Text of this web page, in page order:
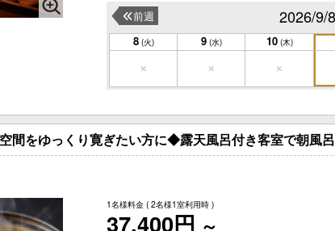
2026/9/
前週
8 (火) 9 (水) 10 (木)
空間をゆっくり寛ぎたい方に◆露天風呂付き客室で朝風
1名様料金 ( 2名様1室利用時 )
37,400円 ～